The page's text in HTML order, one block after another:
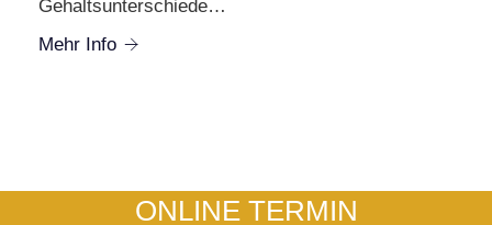
Gehaltsunterschiede…
Mehr Info
ONLINE TERMIN